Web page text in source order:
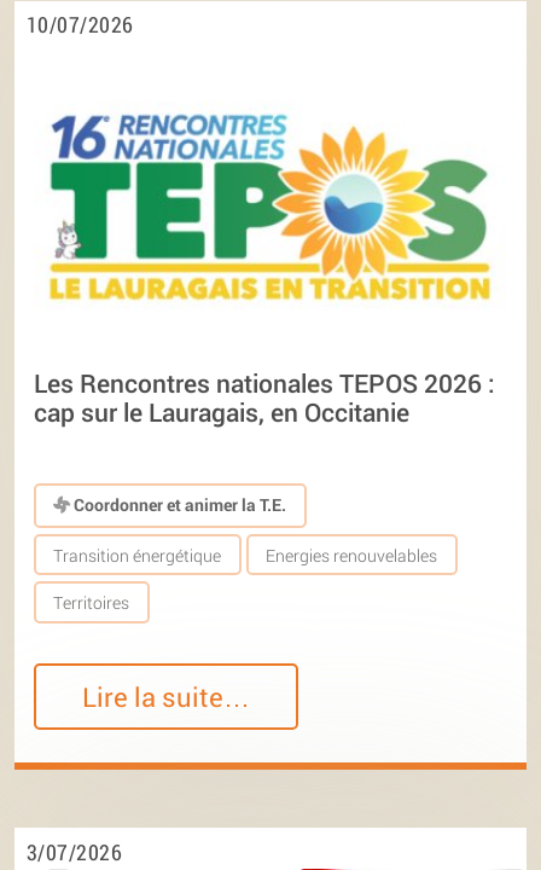
10/07/2026
Les Rencontres nationales TEPOS 2026 :
cap sur le Lauragais, en Occitanie
Coordonner et animer la T.E.
Transition énergétique Energies renouvelables
Territoires
Lire la suite…
3/07/2026